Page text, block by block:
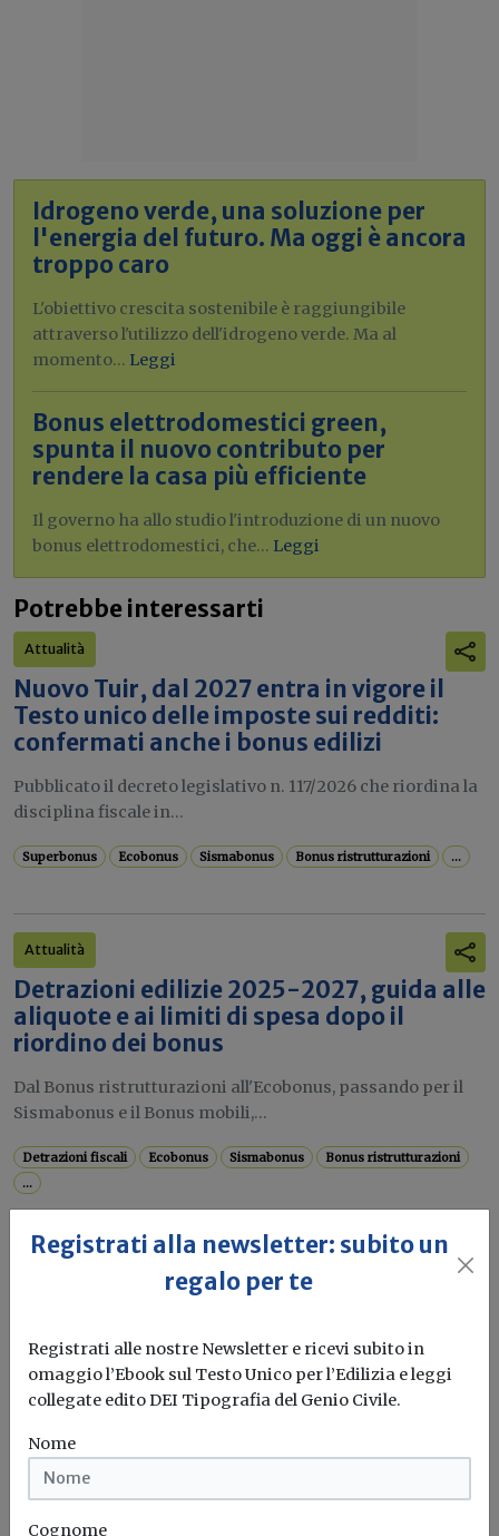
Idrogeno verde, una soluzione per
l'energia del futuro. Ma oggi è ancora
troppo caro
L'obiettivo crescita sostenibile è raggiungibile
attraverso l'utilizzo dell'idrogeno verde. Ma al
momento... Leggi
Bonus elettrodomestici green,
spunta il nuovo contributo per
rendere la casa più efficiente
Il governo ha allo studio l'introduzione di un nuovo
bonus elettrodomestici, che... Leggi
Potrebbe interessarti
Attualità
Nuovo Tuir, dal 2027 entra in vigore il
Testo unico delle imposte sui redditi:
confermati anche i bonus edilizi
Pubblicato il decreto legislativo n. 117/2026 che riordina la
disciplina fiscale in...
Superbonus Ecobonus Sismabonus Bonus ristrutturazioni ...
Attualità
Detrazioni edilizie 2025-2027, guida alle
aliquote e ai limiti di spesa dopo il
riordino dei bonus
Dal Bonus ristrutturazioni all'Ecobonus, passando per il
Sismabonus e il Bonus mobili,...
Detrazioni fiscali Ecobonus Sismabonus
Bonus ristrutturazioni
...
delle Entrate su detrazioni e bonus casa
Dal riordino delle detrazioni per i redditi più elevati alle
nuove aliquote...
Superbonus Agenzia delle entrate
Bonus ristrutturazioni
Bonus casa
Registrati alla newsletter: subito un
regalo per te
Registrati alle nostre Newsletter e ricevi subito in
omaggio l’Ebook sul Testo Unico per l’Edilizia e leggi
collegate edito DEI Tipografia del Genio Civile.
Nome
Cognome